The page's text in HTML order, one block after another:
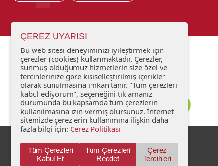
Kişisel Verilerin Korunması İletişim
ÇEREZ UYARISI
Bu web sitesi deneyiminizi iyileştirmek için
çerezler (cookies) kullanmaktadır. Çerezler,
sunmuş olduğumuz hizmetlerin size özel ve
tercihlerinize göre kişiselleştirilmiş içerikler
olarak sunulmasına imkan tanır. "Tüm çerezleri
kabul ediyorum", seçeneğini tıklamanız
durumunda bu kapsamda tüm çerezlerin
kullanılmasına izin vermiş olursunuz. İnternet
sitemizde çerezlerin kullanımına ilişkin daha
fazla bilgi için: Çerez Politikası
Tüm Çerezleri
Kabul Et
Tüm Çerezleri
Reddet
Çerez
Tercihleri